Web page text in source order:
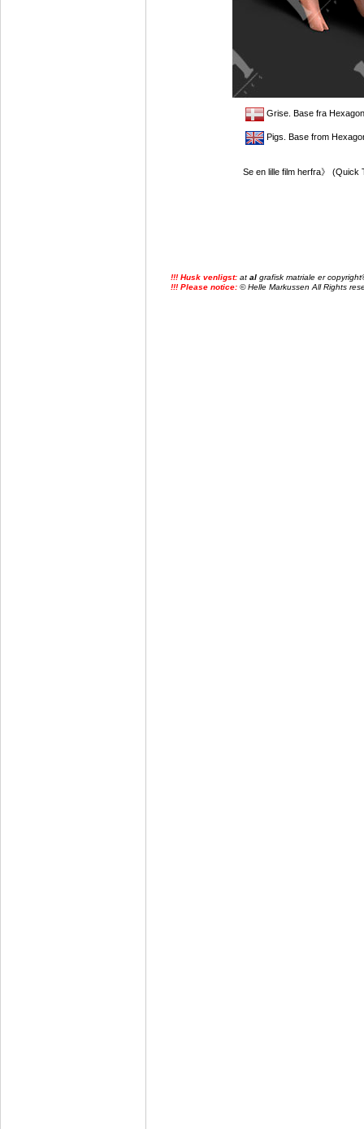
Grise. Base fra
Pigs. Base from
Se en lille film herfra》 (Quick
!!! Husk venligst: at al grafisk matriale er
!!! Please notice: © Helle Markussen All Rights